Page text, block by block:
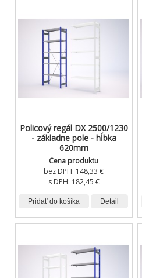
Policový regál DX 2500/1230
- základne pole - hĺbka
620mm
Cena produktu
bez DPH: 148,33 €
s DPH: 182,45 €
Pridať do košíka Detail